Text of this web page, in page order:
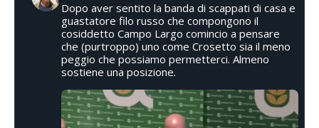
Dopo aver sentito la banda di scappati di casa e
guastatore filo russo che compongono il
cosiddetto Campo Largo comincio a pensare
che (purtroppo) uno come Crosetto sia il meno
peggio che possiamo permetterci. Almeno
sostiene una posizione.